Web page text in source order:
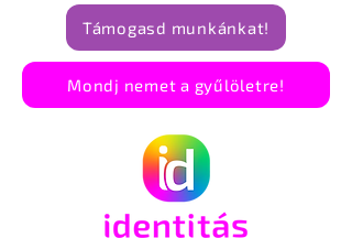
Támogasd munkánkat!
Mondj nemet a gyűlöletre!